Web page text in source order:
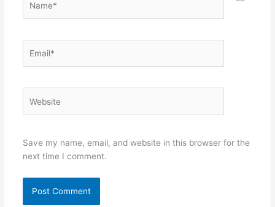
Save my name, email, and website in this browser for the
next time I comment.